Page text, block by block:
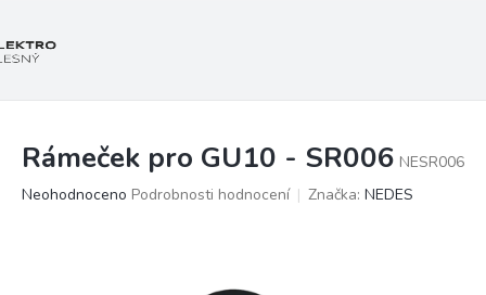
Rámeček pro GU10 - SR006 NESR006
Průměrné
Neohodnoceno Podrobnosti hodnocení Značka: NEDES